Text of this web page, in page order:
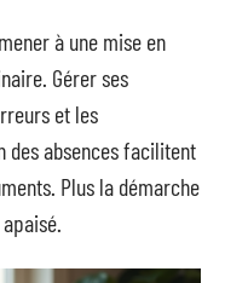
à une mise en
Gérer ses
et les
des absences facilitent
Plus la démarche